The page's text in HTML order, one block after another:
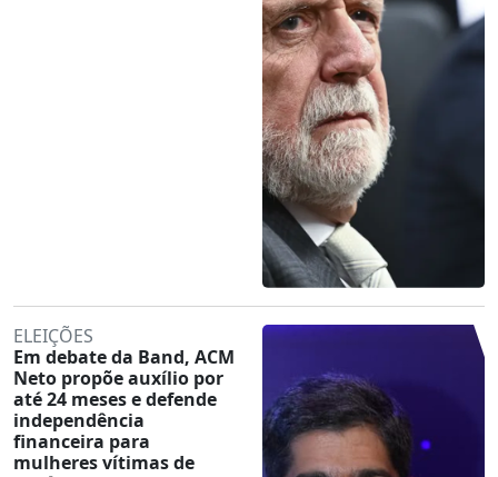
ELEIÇÕES
Em debate da Band, ACM
Neto propõe auxílio por
até 24 meses e defende
independência
financeira para
mulheres vítimas de